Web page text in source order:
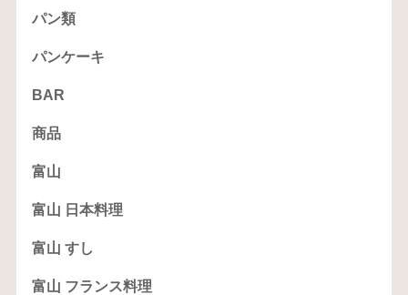
パン類
パンケーキ
BAR
商品
富山
富山 日本料理
富山 すし
富山 フランス料理